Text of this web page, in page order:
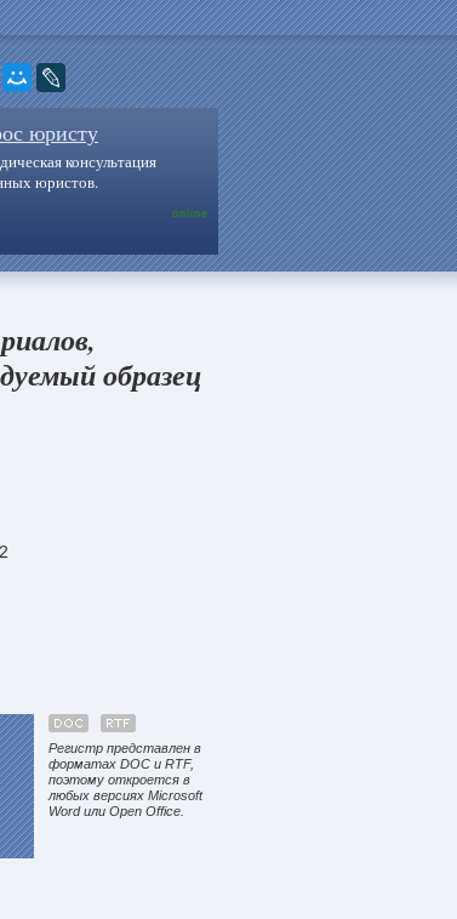
юристу
консультация
юристов.
online
образец
Регистр представлен в
форматах DOC и RTF,
поэтому откроется в
любых версиях Microsoft
Word или Open Office.